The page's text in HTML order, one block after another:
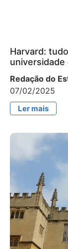
Harvard:
universidade
Redação do
07/02/2025
Ler mais